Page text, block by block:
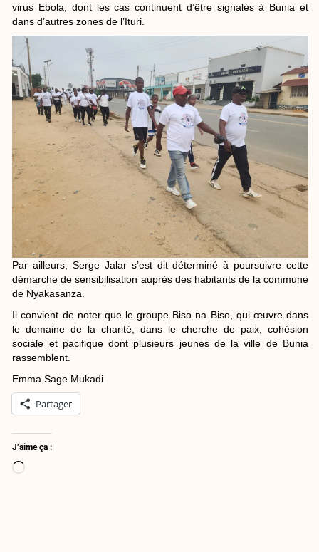
virus Ebola, dont les cas continuent d’être signalés à Bunia et
dans d’autres zones de l’Ituri.
Par ailleurs, Serge Jalar s’est dit déterminé à poursuivre cette
démarche de sensibilisation auprès des habitants de la commune
de Nyakasanza.
Il convient de noter que le groupe Biso na Biso, qui œuvre dans
le domaine de la charité, dans le cherche de paix, cohésion
sociale et pacifique dont plusieurs jeunes de la ville de Bunia
rassemblent.
Emma Sage Mukadi
Partager
J’aime ça :